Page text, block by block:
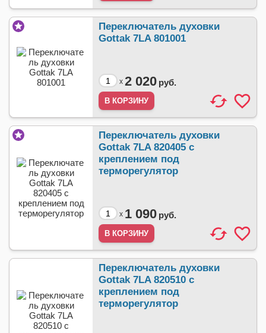
Переключатель духовки
Gottak 7LA 801001
x 2 020 руб.
Переключатель духовки
Gottak 7LA 820405 с
креплением под
терморегулятор
x 1 090 руб.
Переключатель духовки
Gottak 7LA 820510 с
креплением под
терморегулятор